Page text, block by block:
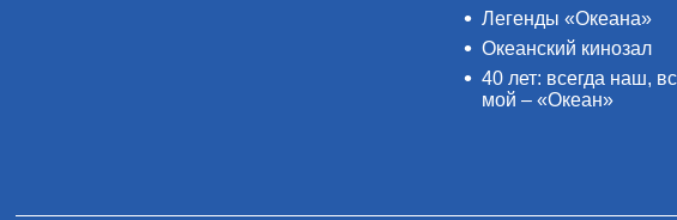
Легенды «Океана»
Океанский кинозал
40 лет: всегда наш,
мой – «Океан»